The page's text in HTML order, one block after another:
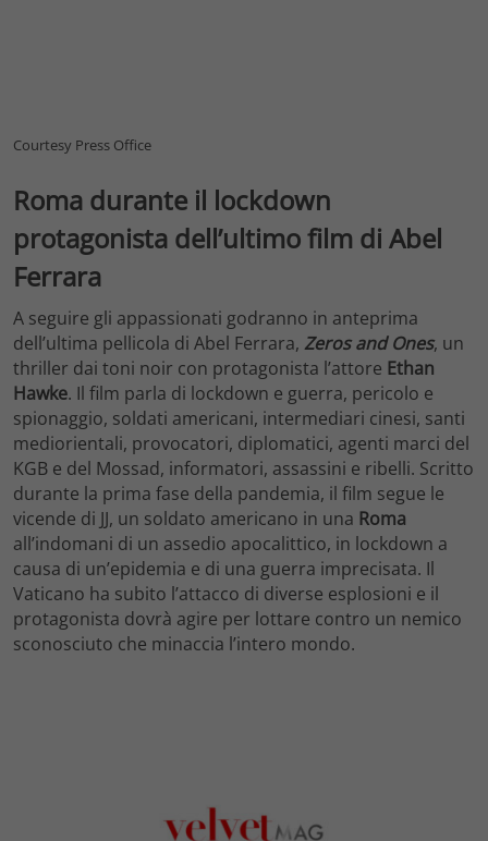
Courtesy Press Office
Roma durante il lockdown
protagonista dell’ultimo film di Abel
Ferrara
A seguire gli appassionati godranno in anteprima
dell’ultima pellicola di Abel Ferrara, Zeros and Ones, un
thriller dai toni noir con protagonista l’attore Ethan
Hawke. Il film parla di lockdown e guerra, pericolo e
spionaggio, soldati americani, intermediari cinesi, santi
mediorientali, provocatori, diplomatici, agenti marci del
KGB e del Mossad, informatori, assassini e ribelli. Scritto
durante la prima fase della pandemia, il film segue le
vicende di JJ, un soldato americano in una Roma
all’indomani di un assedio apocalittico, in lockdown a
causa di un’epidemia e di una guerra imprecisata. Il
Vaticano ha subito l’attacco di diverse esplosioni e il
protagonista dovrà agire per lottare contro un nemico
sconosciuto che minaccia l’intero mondo.